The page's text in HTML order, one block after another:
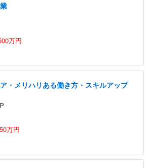
万円
・メリハリある働き方・スキルアップ
万円